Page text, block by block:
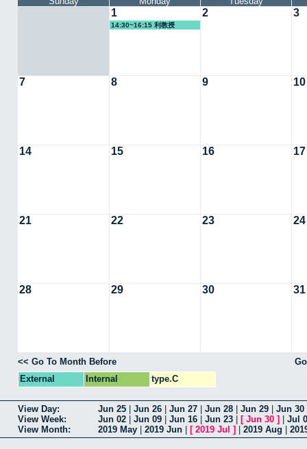
1
14:30~16:15 利教授
2 3
7 8 9 10
14 15 16 17
21 22 23 24
28 29 30 31
<< Go To Month Before
External
Internal type.C
View Day: Jun 25 Jun 26 Jun 27 Jun 28 Jun 29 Jun 30
View Week:
Jun 02 Jun 09 Jun 16 Jun 23 [ Jun 30 ]
Jul
View Month:
2019 May 2019 Jun [ 2019 Jul ] 2019 Aug